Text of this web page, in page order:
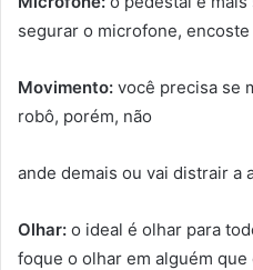
segurar o microfone,
Movimento: você precisa se
robô, porém, não
ande demais ou vai distrair a
Olhar: o ideal é olhar para
foque o olhar em alguém